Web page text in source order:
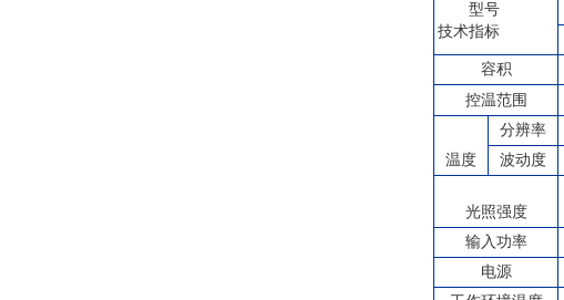
型号
技术指标
容积
控温范围
温度
分辨率
波动度
光照强度
输入功率
电源